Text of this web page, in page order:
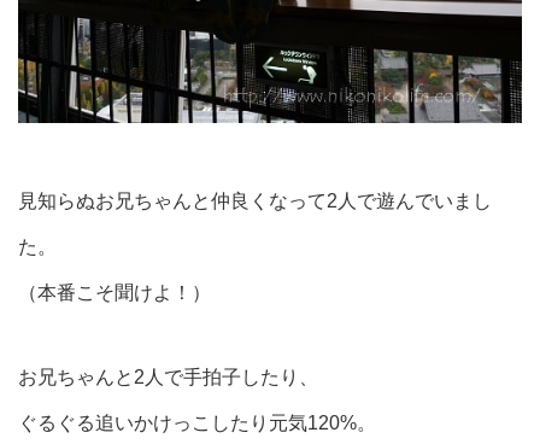
見知らぬお兄ちゃんと仲良くなって2人で遊んでいまし
た。
（本番こそ聞けよ！）
お兄ちゃんと2人で手拍子したり、
ぐるぐる追いかけっこしたり元気120%。